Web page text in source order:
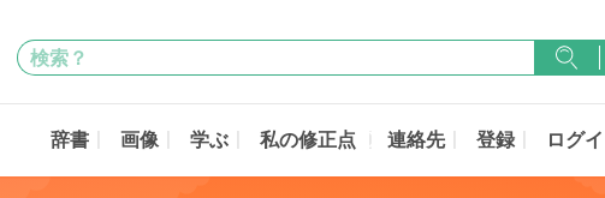
辞書 画像 学ぶ 私の修正点 連絡先 登録 ログ